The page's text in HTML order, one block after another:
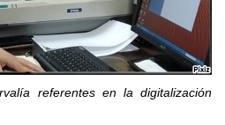
referentes en la digitalización